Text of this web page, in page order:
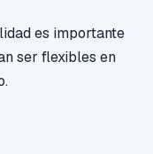
es importante
ser flexibles en